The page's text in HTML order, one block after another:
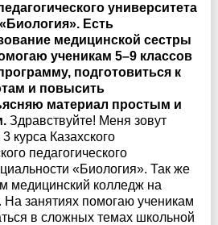
университета
Есть
медицинской сестры
ученикам 5–9 классов
подготовиться к
и повысить
материал простым и
Здравствуйте! Меня зовут
курса Казахского
педагогического
«Биология». Так же
медицинский колледж на
На занятиях помогаю ученикам
в сложных темах школьной